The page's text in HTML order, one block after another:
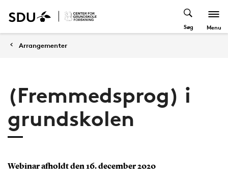
Søg Menu
Arrangementer
(Fremmedsprog) i
grundskolen
Webinar afholdt den 16. december 2020